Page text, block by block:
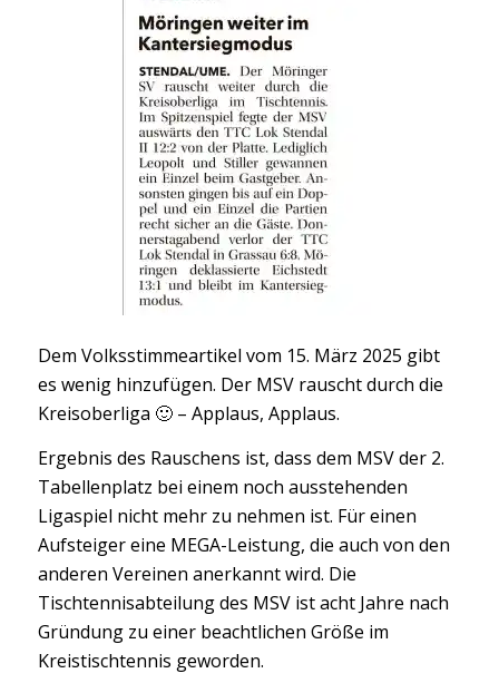
Dem Volksstimmeartikel vom 15. März 2025 gibt
es wenig hinzufügen. Der MSV rauscht durch die
Kreisoberliga 🙂 – Applaus, Applaus.
Ergebnis des Rauschens ist, dass dem MSV der 2.
Tabellenplatz bei einem noch ausstehenden
Ligaspiel nicht mehr zu nehmen ist. Für einen
Aufsteiger eine MEGA-Leistung, die auch von den
anderen Vereinen anerkannt wird. Die
Tischtennisabteilung des MSV ist acht Jahre nach
Gründung zu einer beachtlichen Größe im
Kreistischtennis geworden.